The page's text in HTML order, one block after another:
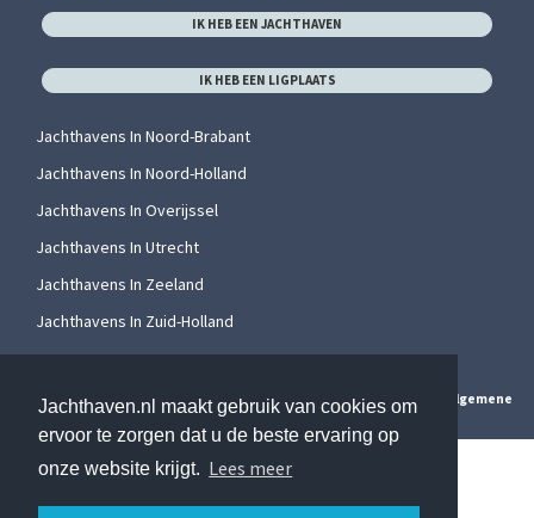
Jachthaven.nl maakt gebruik van cookies om
ervoor te zorgen dat u de beste ervaring op
onze website krijgt. Lees meer
IK HEB EEN JACHTHAVEN
IK HEB EEN LIGPLAATS
Jachthavens In Noord-Brabant
Jachthavens In Noord-Holland
Jachthavens In Overijssel
Jachthavens In Utrecht
Jachthavens In Zeeland
Jachthavens In Zuid-Holland
© 2026 Jachthaven.nl. Alle rechten voorbehouden. Hier vindt u onze
algemene
voorwaarden en privacy policy